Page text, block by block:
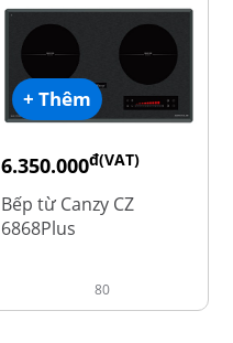
+ Thêm
6.350.000đ(VAT)
Bếp từ Canzy CZ
6868Plus
80